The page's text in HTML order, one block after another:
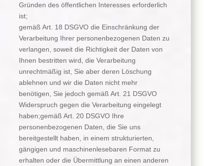
Gründen des öffentlichen Interesses erforderlich
ist;
gemäß Art. 18 DSGVO die Einschränkung der
Verarbeitung Ihrer personenbezogenen Daten zu
verlangen, soweit die Richtigkeit der Daten von
Ihnen bestritten wird, die Verarbeitung
unrechtmäßig ist, Sie aber deren Löschung
ablehnen und wir die Daten nicht mehr
benötigen, Sie jedoch gemäß Art. 21 DSGVO
Widerspruch gegen die Verarbeitung eingelegt
haben;gemäß Art. 20 DSGVO Ihre
personenbezogenen Daten, die Sie uns
bereitgestellt haben, in einem strukturierten,
gängigen und maschinenlesebaren Format zu
erhalten oder die Übermittlung an einen anderen